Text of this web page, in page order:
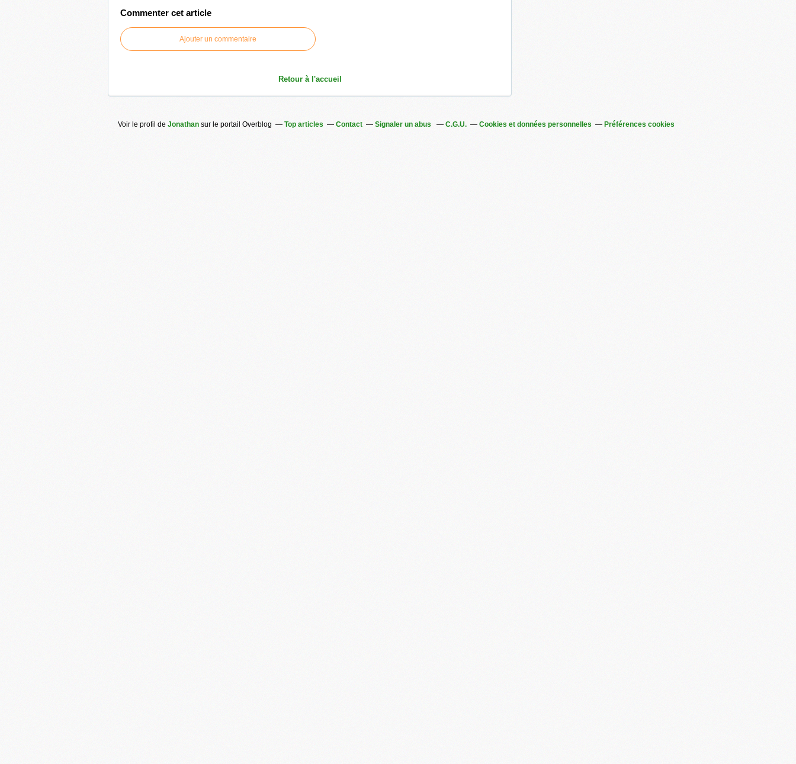
Commenter cet article
Ajouter un commentaire
Retour à l'accueil
Voir le profil de Jonathan sur le portail Overblog Top articles Contact Signaler un abus C.G.U. Cookies et données personnelles Préférences cookies